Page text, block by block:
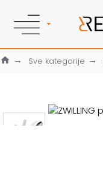
Sve kategorije